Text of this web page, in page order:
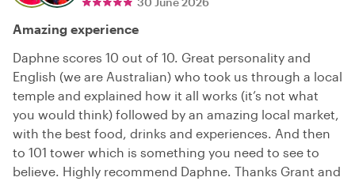
Amazing experience
Daphne scores 10 out of 10. Great personality and
English (we are Australian) who took us through a local
temple and explained how it all works (it’s not what
you would think) followed by an amazing local market,
with the best food, drinks and experiences. And then
to 101 tower which is something you need to see to
believe. Highly recommend Daphne. Thanks Grant and